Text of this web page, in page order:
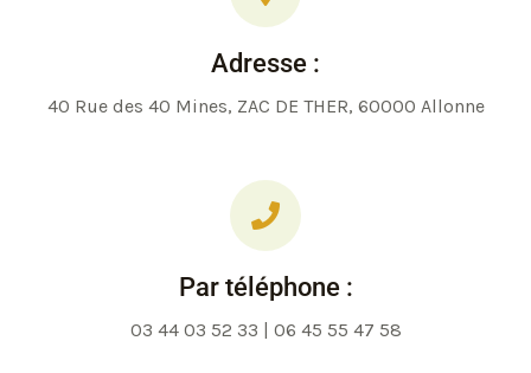
Adresse :
40 Rue des 40 Mines, ZAC DE THER, 60000 Allonne
Par téléphone :
03 44 03 52 33 | 06 45 55 47 58